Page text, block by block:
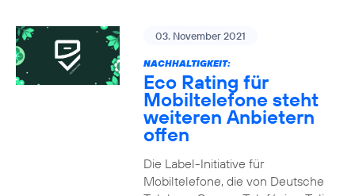
03. November 2021
NACHHALTIGKEIT:
Eco Rating für
Mobiltelefone steht
weiteren Anbietern
offen
Die Label-Initiative für
Mobiltelefone, die von Deutsche